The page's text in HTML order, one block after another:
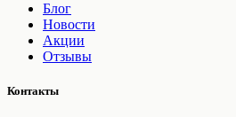
Блог
Новости
Акции
Отзывы
Контакты